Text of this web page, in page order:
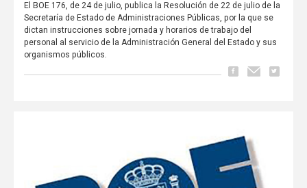
El BOE 176, de 24 de julio, publica la Resolución de 22 de julio de la
Secretaría de Estado de Administraciones Públicas, por la que se
dictan instrucciones sobre jornada y horarios de trabajo del
personal al servicio de la Administración General del Estado y sus
organismos públicos.